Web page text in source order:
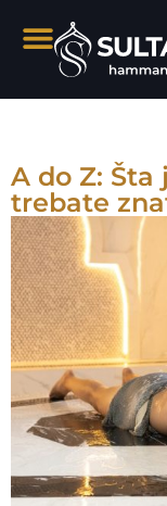
A do Z:
trebate